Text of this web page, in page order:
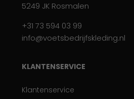
5249 JK Rosmalen
+31 73 594 03 99
info@voetsbedrijfskleding.nl
KLANTENSERVICE
Klantenservice